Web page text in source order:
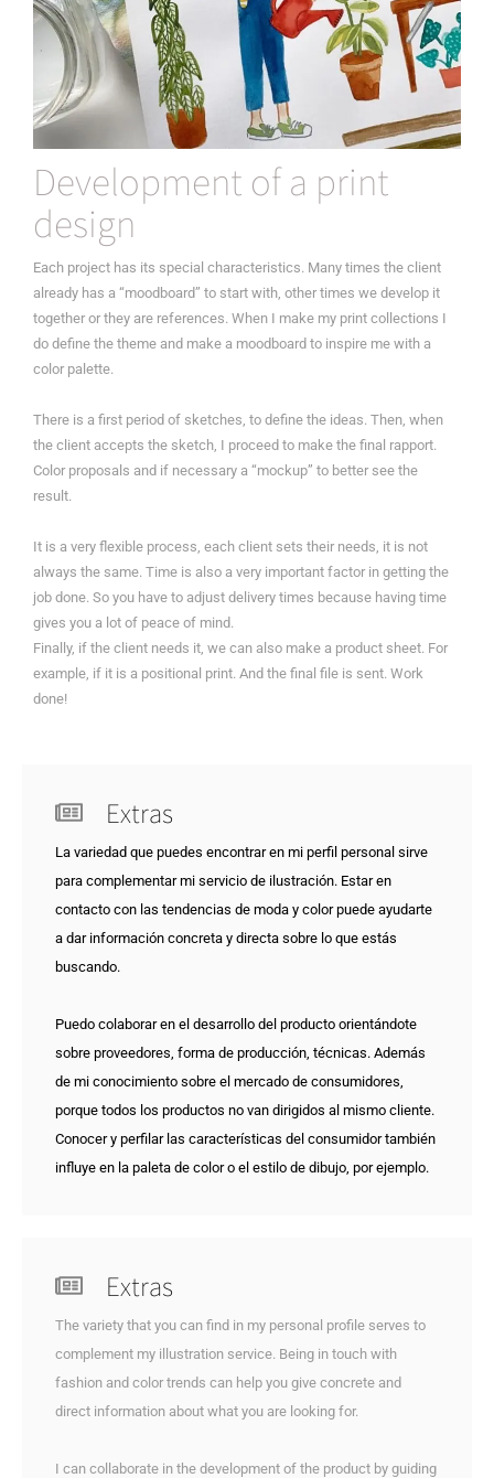
Development of a print
design
Each project has its special characteristics. Many times the client
already has a “moodboard” to start with, other times we develop it
together or they are references. When I make my print collections I
do define the theme and make a moodboard to inspire me with a
color palette.
There is a first period of sketches, to define the ideas. Then, when
the client accepts the sketch, I proceed to make the final rapport.
Color proposals and if necessary a “mockup” to better see the
result.
It is a very flexible process, each client sets their needs, it is not
always the same. Time is also a very important factor in getting the
job done. So you have to adjust delivery times because having time
gives you a lot of peace of mind.
Finally, if the client needs it, we can also make a product sheet. For
example, if it is a positional print. And the final file is sent. Work
done!
Extras
La variedad que puedes encontrar en mi perfil personal sirve
para complementar mi servicio de ilustración. Estar en
contacto con las tendencias de moda y color puede ayudarte
a dar información concreta y directa sobre lo que estás
buscando.
Puedo colaborar en el desarrollo del producto orientándote
sobre proveedores, forma de producción, técnicas. Además
de mi conocimiento sobre el mercado de consumidores,
porque todos los productos no van dirigidos al mismo cliente.
Conocer y perfilar las características del consumidor también
influye en la paleta de color o el estilo de dibujo, por ejemplo.
Extras
The variety that you can find in my personal profile serves to
complement my illustration service. Being in touch with
fashion and color trends can help you give concrete and
direct information about what you are looking for.
I can collaborate in the development of the product by guiding